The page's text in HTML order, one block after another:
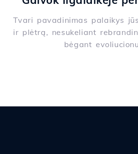
Tvari pavadinimas palaikys
ir plėtrą, nesukeliant
bėgant